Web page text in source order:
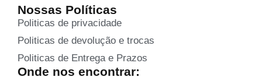
Nossas Políticas
Politicas de privacidade
Politicas de devolução e trocas
Politicas de Entrega e Prazos
Onde nos encontrar: